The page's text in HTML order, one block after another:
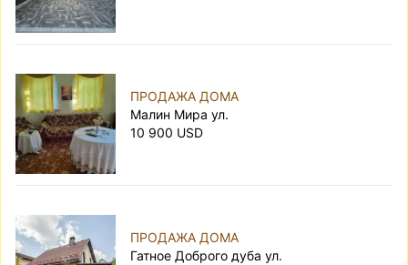
ПРОДАЖА ДОМА
Малин Мира ул.
10 900 USD
ПРОДАЖА ДОМА
Гатное Доброго дуба ул.